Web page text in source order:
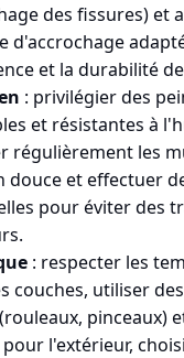
des fissures) et
d'accrochage
et la durabilité
: privilégier des
et résistantes à
régulièrement les
douce et effectuer
pour éviter des
: respecter les
couches, utiliser
pinceaux)
pour l'extérieur,